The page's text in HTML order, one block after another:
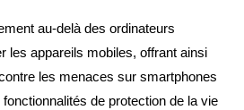
au-delà des ordinateurs
les appareils mobiles, offrant ainsi
les menaces sur smartphones
de protection de la vie